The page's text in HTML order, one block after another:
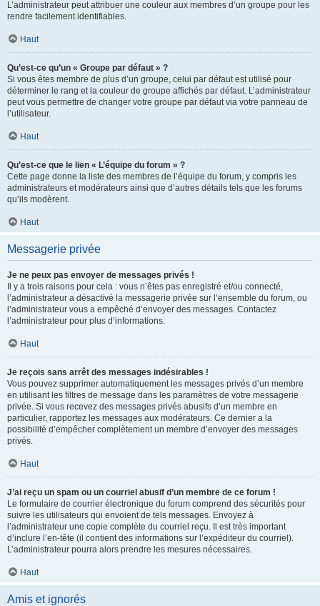
L’administrateur peut attribuer une couleur aux membres d’un groupe pour les
rendre facilement identifiables.
Haut
Qu’est-ce qu’un « Groupe par défaut » ?
Si vous êtes membre de plus d’un groupe, celui par défaut est utilisé pour
déterminer le rang et la couleur de groupe affichés par défaut. L’administrateur
peut vous permettre de changer votre groupe par défaut via votre panneau de
l’utilisateur.
Haut
Qu’est-ce que le lien « L’équipe du forum » ?
Cette page donne la liste des membres de l’équipe du forum, y compris les
administrateurs et modérateurs ainsi que d’autres détails tels que les forums
qu’ils modèrent.
Haut
Messagerie privée
Je ne peux pas envoyer de messages privés !
Il y a trois raisons pour cela : vous n’êtes pas enregistré et/ou connecté,
l’administrateur a désactivé la messagerie privée sur l’ensemble du forum, ou
l’administrateur vous a empêché d’envoyer des messages. Contactez
l’administrateur pour plus d’informations.
Haut
Je reçois sans arrêt des messages indésirables !
Vous pouvez supprimer automatiquement les messages privés d’un membre
en utilisant les filtres de message dans les paramètres de votre messagerie
privée. Si vous recevez des messages privés abusifs d’un membre en
particulier, rapportez les messages aux modérateurs. Ce dernier a la
possibilité d’empêcher complètement un membre d’envoyer des messages
privés.
Haut
J’ai reçu un spam ou un courriel abusif d’un membre de ce forum !
Le formulaire de courrier électronique du forum comprend des sécurités pour
suivre les utilisateurs qui envoient de tels messages. Envoyez à
l’administrateur une copie complète du courriel reçu. Il est très important
d’inclure l’en-tête (il contient des informations sur l’expéditeur du courriel).
L’administrateur pourra alors prendre les mesures nécessaires.
Haut
Amis et ignorés